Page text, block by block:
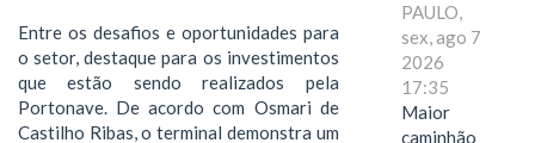
Entre os desafios e oportunidades para
o setor, destaque para os investimentos
que estão sendo realizados pela
Portonave. De acordo com Osmari de
Castilho Ribas, o terminal demonstra um
PAULO,
sex, ago 7
2026
17:35
Maior
caminhão